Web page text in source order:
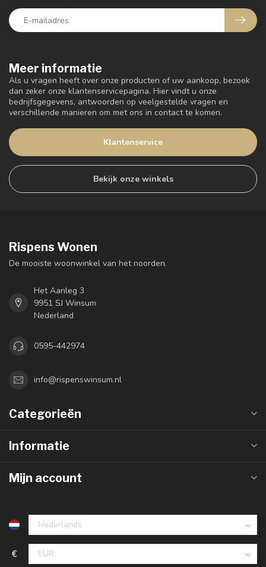
Meer informatie
Als u vragen heeft over onze producten of uw aankoop, bezoek
dan zeker onze klantenservicepagina. Hier vindt u onze
bedrijfsgegevens, antwoorden op veelgestelde vragen en
verschillende manieren om met ons in contact te komen.
Klantenservice
Bekijk onze winkels
Rispens Wonen
De mooiste woonwinkel van het noorden.
Het Aanleg 3
9951 SJ Winsum
Nederland
0595-442974
info@rispenswinsum.nl
Categorieën
Informatie
Mijn account
€